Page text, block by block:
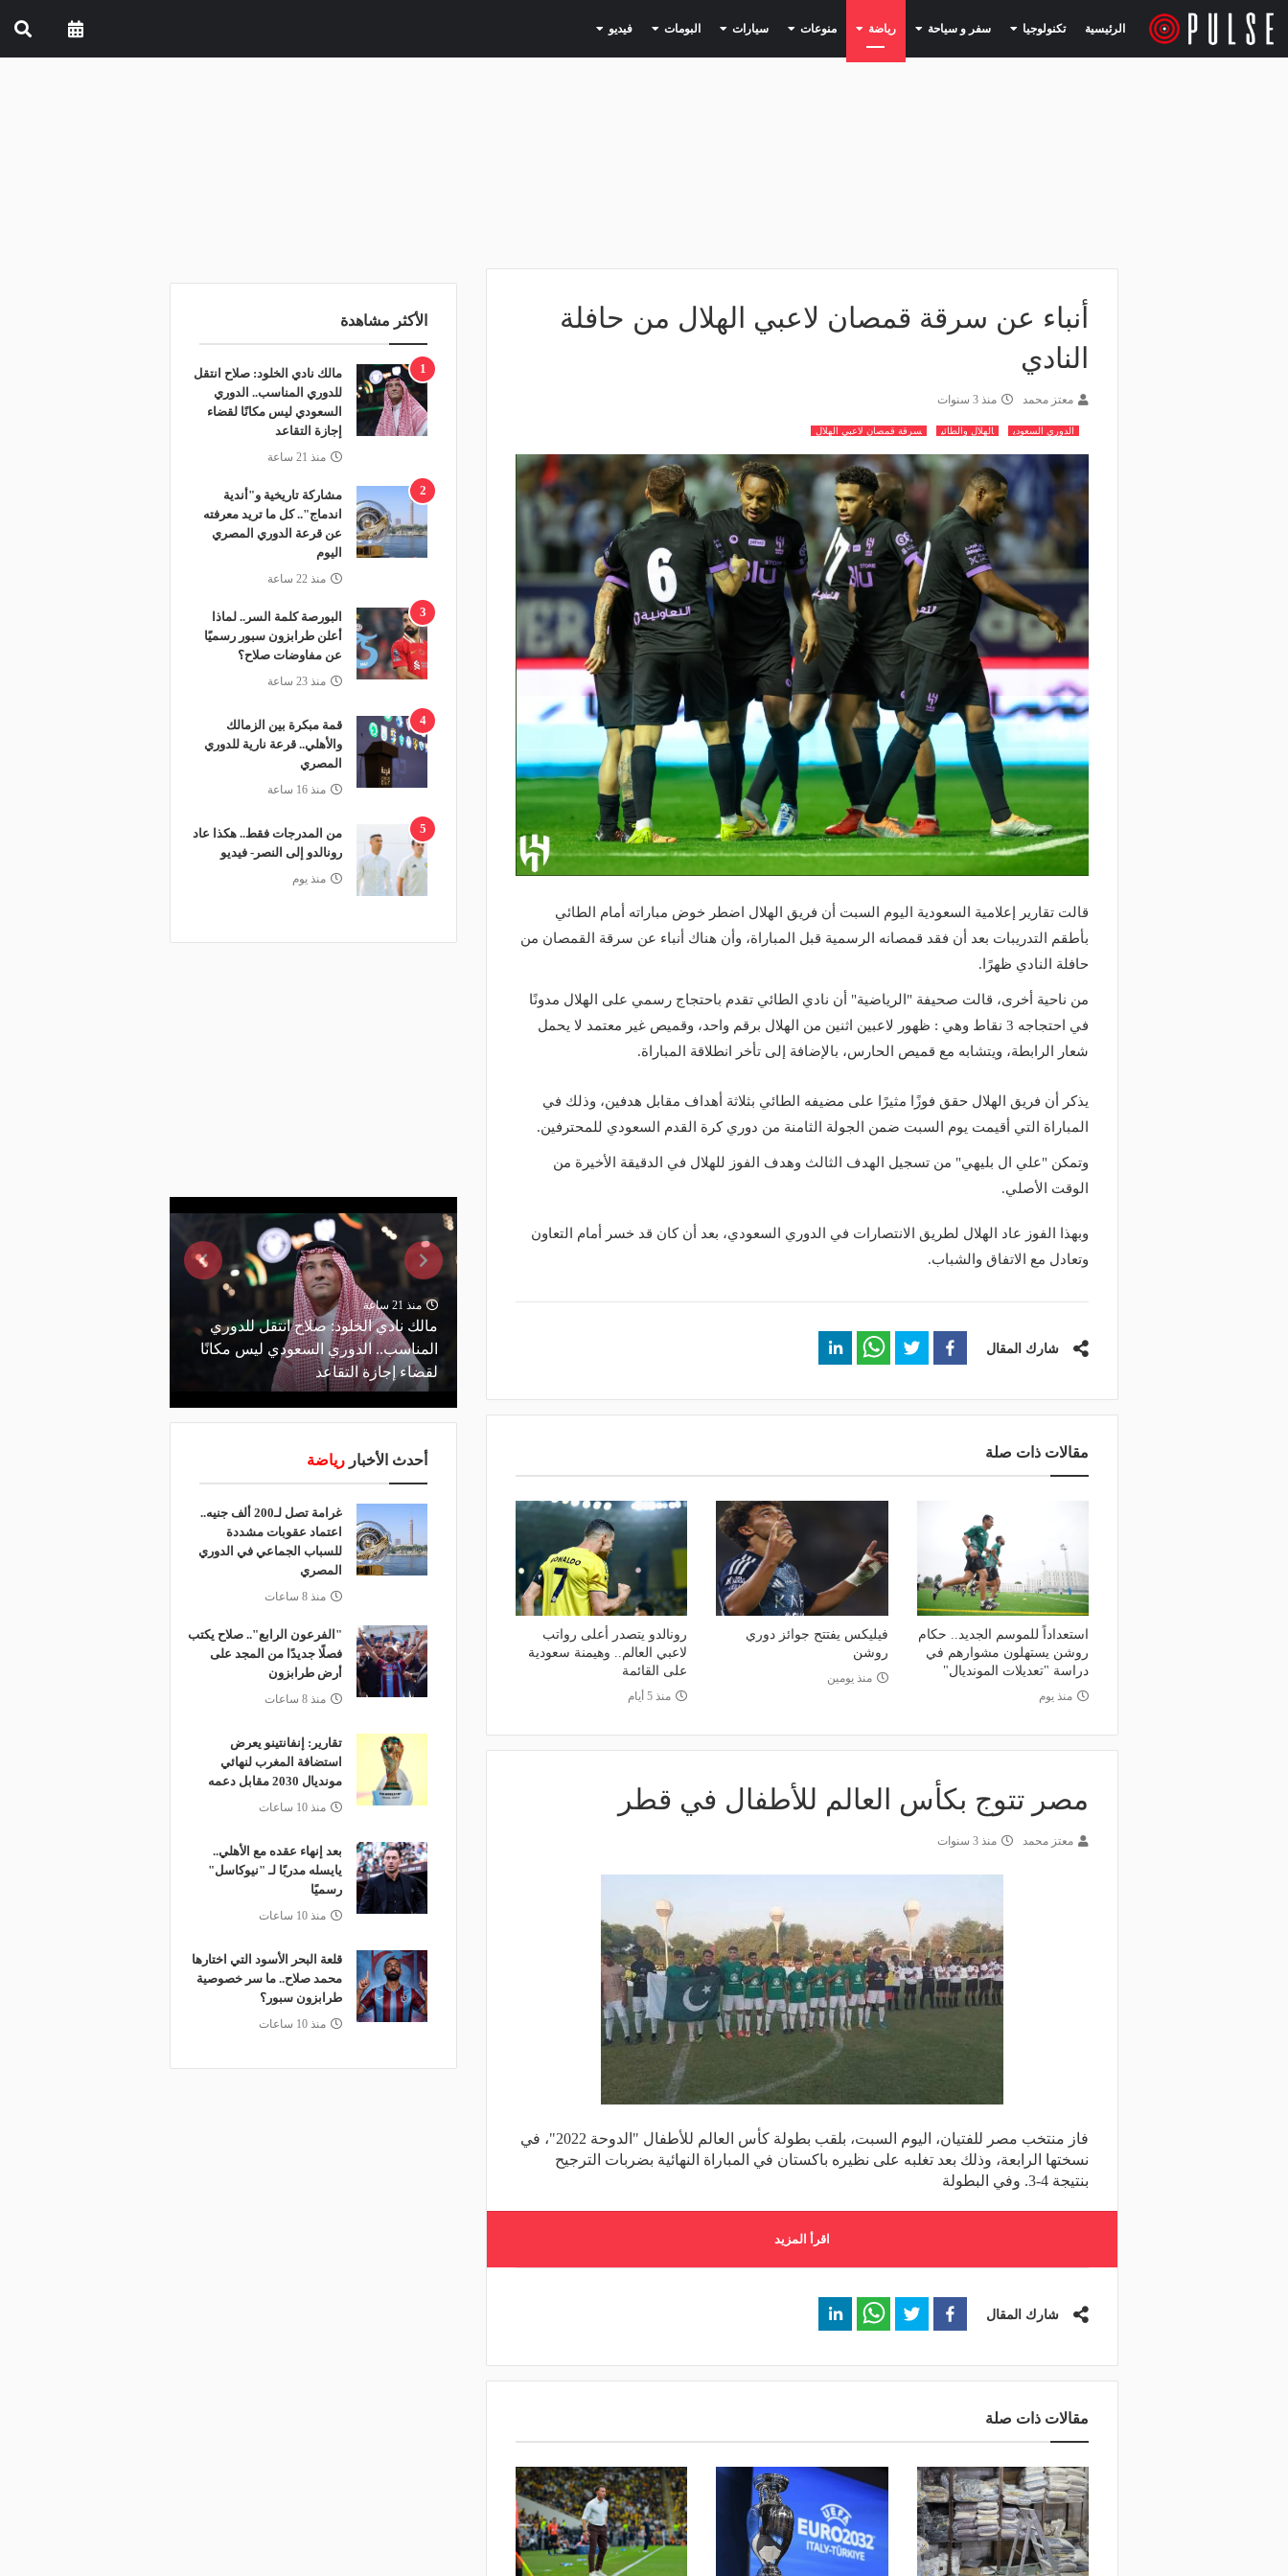
الرئيسية تكنولوجيا (current) سفر و سياحة (current) رياضة (current) منوعات (current) سيارات (current) البومات (current) فيديو (current)
أنباء عن سرقة قمصان لاعبي الهلال من حافلة
النادي
معتز محمد منذ 3 سنوات
الدوري السعودي الهلال والطائي سرقة قمصان لاعبي الهلال
قالت تقارير إعلامية السعودية اليوم السبت أن فريق الهلال اضطر خوض مباراته أمام الطائي
بأطقم التدريبات بعد أن فقد قمصانه الرسمية قبل المباراة، وأن هناك أنباء عن سرقة القمصان من
حافلة النادي ظهرًا.
من ناحية أخرى، قالت صحيفة "الرياضية" أن نادي الطائي تقدم باحتجاج رسمي على الهلال مدونًا
في احتجاجه 3 نقاط وهي : ظهور لاعبين اثنين من الهلال برقم واحد، وقميص غير معتمد لا يحمل
شعار الرابطة، ويتشابه مع قميص الحارس، بالإضافة إلى تأخر انطلاقة المباراة.
يذكر أن فريق الهلال حقق فوزًا مثيرًا على مضيفه الطائي بثلاثة أهداف مقابل هدفين، وذلك في
المباراة التي أقيمت يوم السبت ضمن الجولة الثامنة من دوري كرة القدم السعودي للمحترفين.
وتمكن "علي ال بليهي" من تسجيل الهدف الثالث وهدف الفوز للهلال في الدقيقة الأخيرة من
الوقت الأصلي.
وبهذا الفوز عاد الهلال لطريق الانتصارات في الدوري السعودي، بعد أن كان قد خسر أمام التعاون
وتعادل مع الاتفاق والشباب.
شارك المقال
مقالات ذات صلة
استعداداً للموسم الجديد.. حكام
روشن يستهلون مشوارهم في
دراسة "تعديلات المونديال"
منذ يوم
فيليكس يفتتح جوائز دوري
روشن
منذ يومين
رونالدو يتصدر أعلى رواتب
لاعبي العالم.. وهيمنة سعودية
على القائمة
منذ 5 أيام
مصر تتوج بكأس العالم للأطفال في قطر
معتز محمد منذ 3 سنوات
فاز منتخب مصر للفتيان، اليوم السبت، بلقب بطولة كأس العالم للأطفال "الدوحة 2022"، في
نسختها الرابعة، وذلك بعد تغلبه على نظيره باكستان في المباراة النهائية بضربات الترجيح
بنتيجة 4-3. وفي البطولة
اقرأ المزيد
شارك المقال
مقالات ذات صلة
الأكثر مشاهدة
1
مالك نادي الخلود: صلاح انتقل
للدوري المناسب.. الدوري
السعودي ليس مكانًا لقضاء
إجازة التقاعد
منذ 21 ساعة
2
مشاركة تاريخية و"أندية
اندماج".. كل ما تريد معرفته
عن قرعة الدوري المصري
اليوم
منذ 22 ساعة
3
البورصة كلمة السر.. لماذا
أعلن طرابزون سبور رسميًا
عن مفاوضات صلاح؟
منذ 23 ساعة
4
قمة مبكرة بين الزمالك
والأهلي.. قرعة نارية للدوري
المصري
منذ 16 ساعة
5
من المدرجات فقط.. هكذا عاد
رونالدو إلى النصر- فيديو
منذ يوم
منذ 21 ساعة
مالك نادي الخلود: صلاح انتقل للدوري
المناسب.. الدوري السعودي ليس مكانًا
لقضاء إجازة التقاعد
منذ 22 ساعة منذ 23 ساعة
طرابزون سبور رسميًا عن مفاوضات
الدوري السعودي ليس مكانًا
أحدث الأخبار رياضة
غرامة تصل لـ200 ألف جنيه..
اعتماد عقوبات مشددة
للسباب الجماعي في الدوري
المصري
منذ 8 ساعات
"الفرعون الرابع".. صلاح يكتب
فصلًا جديدًا من المجد على
أرض طرابزون
منذ 8 ساعات
تقارير: إنفانتينو يعرض
استضافة المغرب لنهائي
مونديال 2030 مقابل دعمه
منذ 10 ساعات
بعد إنهاء عقده مع الأهلي..
يايسله مدربًا لـ "نيوكاسل"
رسميًا
منذ 10 ساعات
قلعة البحر الأسود التي اختارها
محمد صلاح.. ما سر خصوصية
طرابزون سبور؟
منذ 10 ساعات